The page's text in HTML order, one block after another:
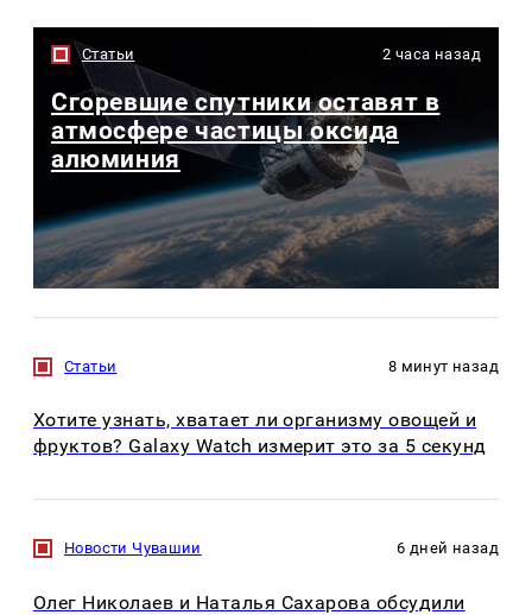
Статьи 2 часа назад
Сгоревшие спутники оставят в
атмосфере частицы оксида
алюминия
Статьи 8 минут назад
Хотите узнать, хватает ли организму овощей и
фруктов? Galaxy Watch измерит это за 5 секунд
Новости Чувашии 6 дней назад
Олег Николаев и Наталья Сахарова обсудили